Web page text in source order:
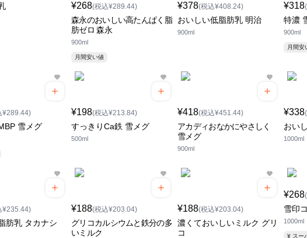
¥268(税込¥289.44)
森永のおいしい高たんぱく脂
肪ゼロ 森永
900ml
月間安い値
¥378(税込¥408.24)
おいしい低脂肪乳 明治
900ml
¥318
特濃
900ml
月間
¥289.44)
雪メグ
¥198(税込¥213.84)
すっきりCa鉄 雪メグ
500ml
¥418(税込¥451.44)
アカディおなかにやさしく
雪メグ
900ml
¥338
おい
1000ml
¥235.44)
肪乳 タカナシ
¥188(税込¥203.04)
グリコカルシウムと鉄分の多
いミルク
¥188(税込¥203.04)
濃くておいしいミルク グリ
コ
¥268
雪印
1000ml
¥ ス